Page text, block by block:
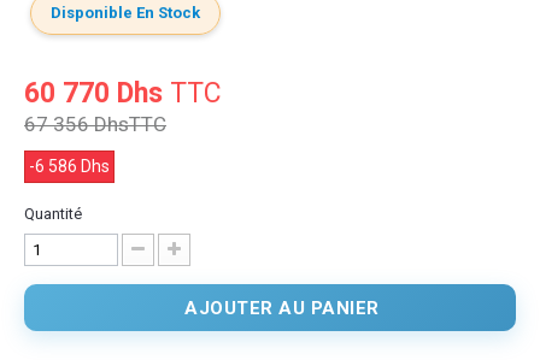
Disponible En Stock
60 770 Dhs TTC
67 356 DhsTTC
-6 586 Dhs
Quantité
AJOUTER AU PANIER